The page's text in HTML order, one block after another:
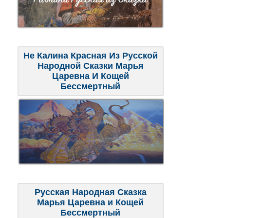
Не Калина Красная Из Русской
Народной Сказки Марья
Царевна И Кощей
Бессмертный
Русская Народная Сказка
Марья Царевна и Кощей
Бессмертный